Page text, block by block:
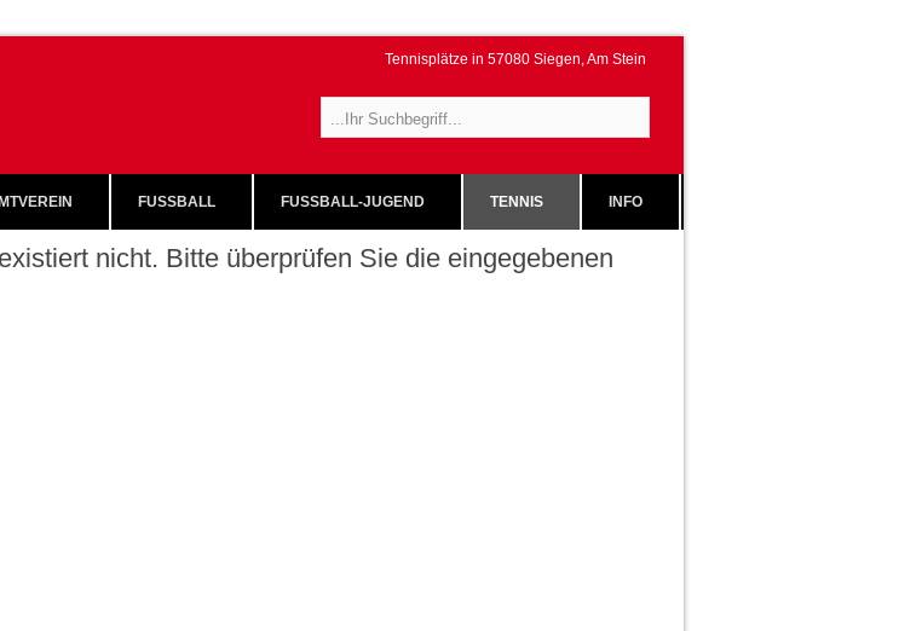
Tennisplätze in 57080 Siegen, Am Stein
FUSSBALL FUSSBALL-JUGEND TENNIS INFO
nicht. Bitte überprüfen Sie die eingegebenen